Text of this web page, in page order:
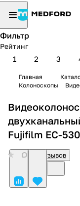
Фильтр
Рейтинг
1 2 3
Главная
Колоноскопы
Fujifilm EC-
Нет отзывов